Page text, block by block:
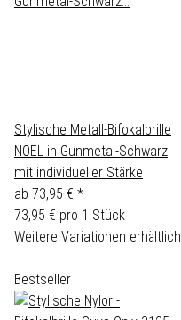
Stylische Metall-Bifokalbrille
NOEL in Gunmetal-Schwarz
mit individueller Stärke
ab 73,95 € *
73,95 € pro 1 Stück
Weitere Variationen erhältlich.
Bestseller